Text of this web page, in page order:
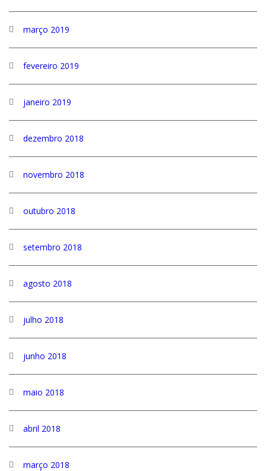
março 2019
fevereiro 2019
janeiro 2019
dezembro 2018
novembro 2018
outubro 2018
setembro 2018
agosto 2018
julho 2018
junho 2018
maio 2018
abril 2018
março 2018